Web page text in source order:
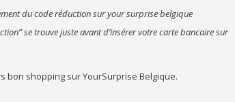
se trouve juste avant d’insérer votre carte bancaire sur
bon shopping sur YourSurprise Belgique.